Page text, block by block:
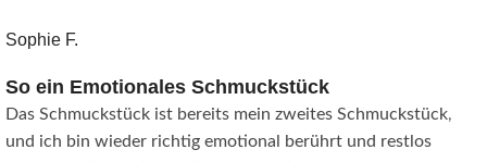
Sophie F.
So ein Emotionales Schmuckstück
Das Schmuckstück ist bereits mein zweites Schmuckstück,
und ich bin wieder richtig emotional berührt und restlos